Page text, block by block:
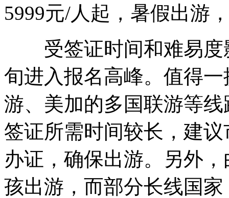
5999元/人起，暑假出游
受签证时间和难易度
旬进入报名高峰。值得
游、美加的多国联游等
签证所需时间较长，建
办证，确保出游。另外
孩出游，而部分长线国